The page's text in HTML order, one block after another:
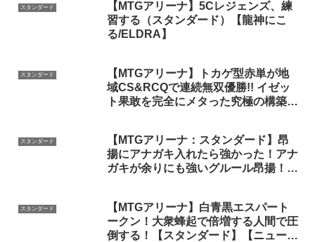
スタンダード
【MTGアリーナ】5Cレジェンズ、練
習する（スタンダード）【龍神にこ
る/ELDRA】
スタンダード
【MTGアリーナ】トカゲ型赤単が地
域CS&RCQで連続無双優勝!! イゼッ
ト果敢を完全にメタった究極の構築
スタンダード
【MTGアリーナ：スタンダード】昂
揚にアナガキ入れたら強かった！アナ
ガキが余りにも強いグルール昂揚！
スタンダード
【MTGアリーナ】白青黒エスパート
ークン！大衆蜂起で倍増する人間で圧
倒する！【スタンダード】【ニューカ